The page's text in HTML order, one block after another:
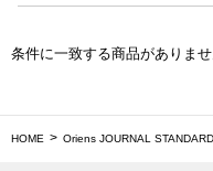
条件に一致する商品がありま
HOME Oriens JOURNAL STANDARD